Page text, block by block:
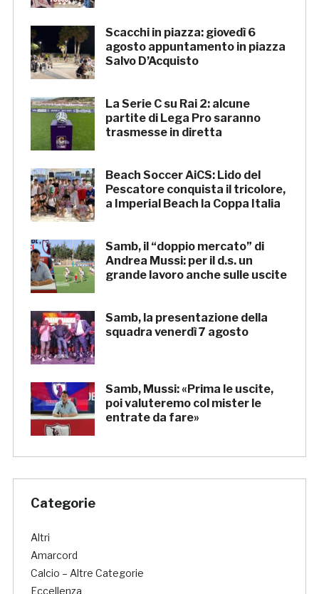
Scacchi in piazza: giovedì 6
agosto appuntamento in piazza
Salvo D’Acquisto
La Serie C su Rai 2: alcune
partite di Lega Pro saranno
trasmesse in diretta
Beach Soccer AiCS: Lido del
Pescatore conquista il tricolore,
a Imperial Beach la Coppa Italia
Samb, il “doppio mercato” di
Andrea Mussi: per il d.s. un
grande lavoro anche sulle uscite
Samb, la presentazione della
squadra venerdì 7 agosto
Samb, Mussi: «Prima le uscite,
poi valuteremo col mister le
entrate da fare»
Categorie
Altri
Amarcord
Calcio – Altre Categorie
Eccellenza